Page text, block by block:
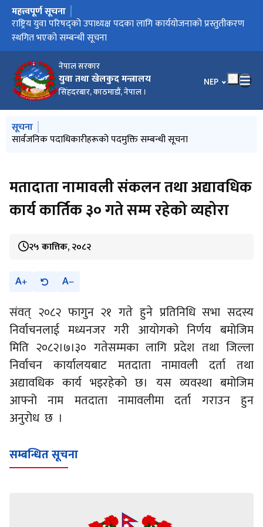
नेपाल सरकार
युवा तथा खेलकुद मन्त्रालय
सिंहदरबार, काठमाडौं, नेपाल ।
भाषा चयन गर्नुहोस्
NEP
मुख्य नेभिगेसनमा जानुहोस्
महत्त्वपूर्ण सूचना
सार्वजनिक पदाधिकारीहरूको पदमुक्ति सम्बन्धी सूचना
राष्ट्रिय युवा परिषद्को उपाध्यक्ष पदका लागि कार्ययोजनाको प्रस्तुतीकरण
स्थगित भएको सम्बन्धी सूचना
मुख्य नेभिगेसनमा जानुहोस्
सूचना
सार्वजनिक पदाधिकारीहरूको पदमुक्ति सम्बन्धी सूचना
मतादाता नामावली संकलन तथा अद्यावधिक
कार्य कार्तिक ३० गते सम्म रहेको व्यहोरा
२५ कात्तिक, २०८२
A A
संवत् २०८२ फागुन २१ गते हुने प्रतिनिधि सभा सदस्य
निर्वाचनलाई मध्यनजर गरी आयोगको निर्णय बमोजिम
मिति २०८२।७।३० गतेसम्मका लागि प्रदेश तथा जिल्ला
निर्वाचन कार्यालयबाट मतदाता नामावली दर्ता तथा
अद्यावधिक कार्य भइरहेको छ। यस व्यवस्था बमोजिम
आफ्नो नाम मतदाता नामावलीमा दर्ता गराउन हुन
अनुरोध छ ।
सम्बन्धित सूचना